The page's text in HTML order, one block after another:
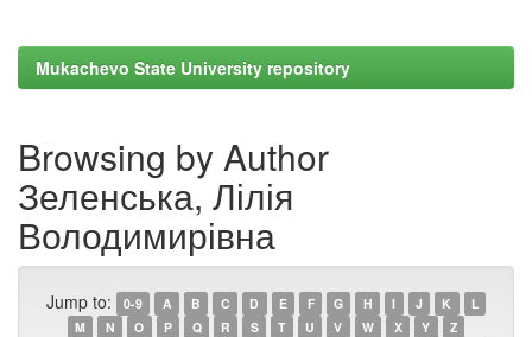
Mukachevo State University repository
Browsing by Author
Зеленська, Лілія
Володимирівна
Jump to: 0-9 A B C D E F G H I J K
L
M
N O P Q R S T U V W X Y Z